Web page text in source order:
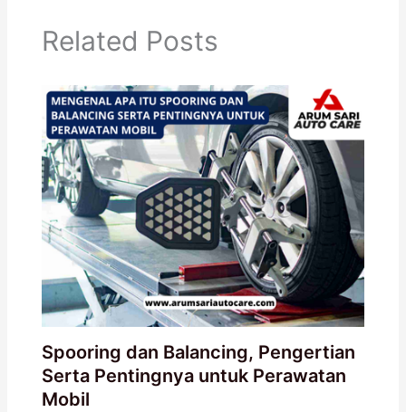
Related Posts
Spooring dan Balancing, Pengertian
Serta Pentingnya untuk Perawatan
Mobil